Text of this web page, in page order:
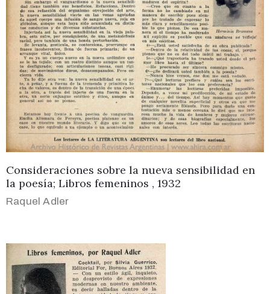
Consideraciones sobre la nueva sensibilidad en
la poesía; Libros femeninos , 1932
Raquel Adler